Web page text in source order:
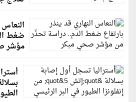
النعاس
ضغط
مؤشر